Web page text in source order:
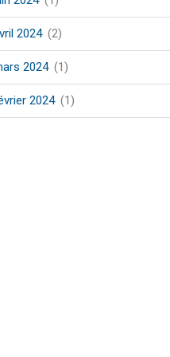
2024 (2)
2024 (1)
2024 (1)